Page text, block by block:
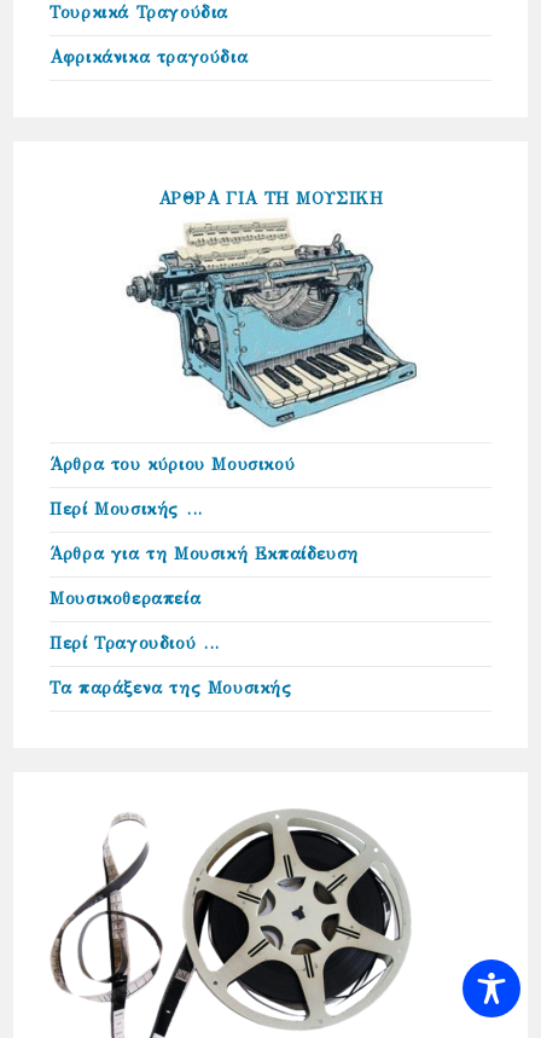
Τουρκικά Τραγούδια
Αφρικάνικα τραγούδια
ΑΡΘΡΑ ΓΙΑ ΤΗ ΜΟΥΣΙΚΗ
Άρθρα του κύριου Μουσικού
Περί Μουσικής …
Άρθρα για τη Μουσική Εκπαίδευση
Μουσικοθεραπεία
Περί Τραγουδιού …
Τα παράξενα της Μουσικής